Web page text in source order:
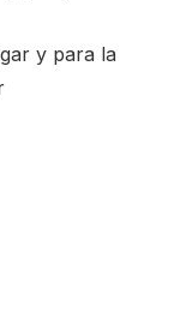
y para la